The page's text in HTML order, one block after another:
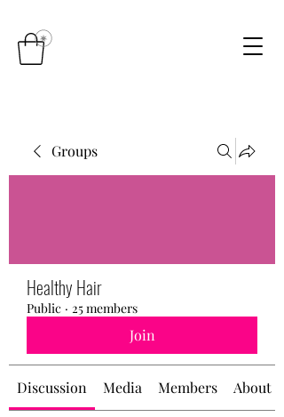
Groups
Healthy Hair
Public · 25 members
Join
Discussion Media Members About